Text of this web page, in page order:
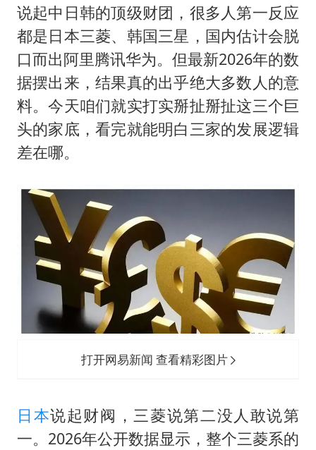
武汉3名城管协管员殴打摊主被刑拘
4.2平卫生间补漏注胶花1.55万
律师谈贾冰私人饭局被偷拍
男子结婚8年3个女儿都不是亲生
面对面丨蔡磊：与渐冻症抗争 纵使不敌 也不屈服
从科技创新看开局起步的时与势
说起中日韩的顶级财团，很多人第一反应
都是日本三菱、韩国三星，国内估计会脱
口而出阿里腾讯华为。但最新2026年的数
据摆出来，结果真的出乎绝大多数人的意
料。今天咱们就实打实掰扯掰扯这三个巨
头的家底，看完就能明白三家的发展逻辑
差在哪。
打开网易新闻 查看精彩图片
日本说起财阀，三菱说第二没人敢说第
一。2026年公开数据显示，整个三菱系的